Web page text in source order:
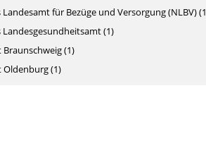
Landesamt für Bezüge und Versorgung (NLBV)
Landesgesundheitsamt (1)
(1)
Oldenburg (1)